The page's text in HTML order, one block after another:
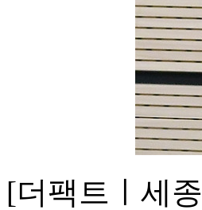
[더팩트ㅣ세